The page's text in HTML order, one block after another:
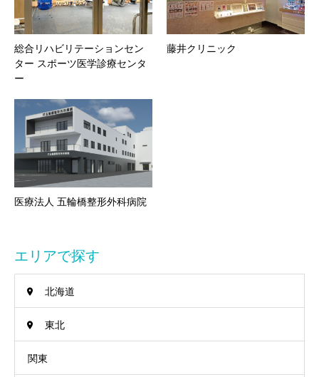
総合リハビリテーションセン
ター スポーツ医学診療センタ
ー
藤井クリニック
医療法人 五輪橋整形外科病院
エリアで探す
北海道
東北
関東